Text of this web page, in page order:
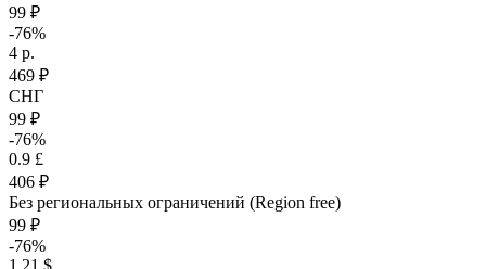
99 ₽
-76%
4 р.
469 ₽
СНГ
99 ₽
-76%
0.9 £
406 ₽
Без региональных ограничений (Region free)
99 ₽
-76%
1.21 $